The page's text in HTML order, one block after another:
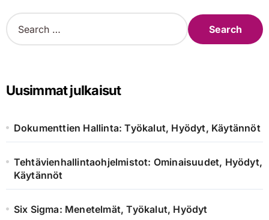
S
e
h
f
r
Uusimmat julkaisut
Dokumenttien Hallinta: Työkalut, Hyödyt, Käytännöt
Tehtävienhallintaohjelmistot: Ominaisuudet, Hyödyt,
Käytännöt
Six Sigma: Menetelmät, Työkalut, Hyödyt